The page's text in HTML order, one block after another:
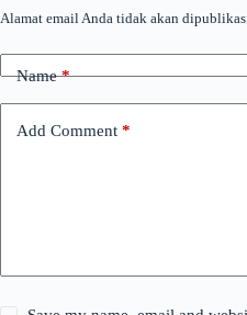
Alamat email Anda tidak akan
Name*
Add Comment *